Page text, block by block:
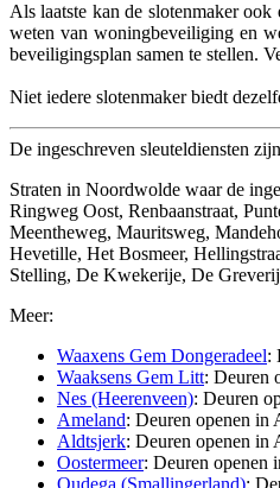
Als laatste kan de slotenmaker
weten van woningbeveiliging en
beveiligingsplan samen te stellen.
Niet iedere slotenmaker biedt
De ingeschreven sleuteldiensten
Straten in Noordwolde waar de
Ringweg Oost, Renbaanstraat,
Meentheweg, Mauritsweg,
Hevetille, Het Bosmeer,
Stelling, De Kwekerije, De
Meer:
Waaxens Gem Dongeradeel:
Waaksens Gem Litt: Deuren
Nes (Heerenveen): Deuren
Ameland: Deuren openen in
Aldtsjerk: Deuren openen in
Oostermeer: Deuren openen